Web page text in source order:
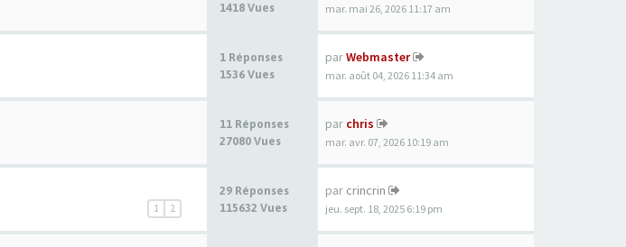
1418 Vues
mar. mai 26, 2026 11:17 am
1 Réponses
1536 Vues
parWebmaster
mar. août 04, 2026 11:34 am
11 Réponses
27080 Vues
par chris
mar. avr. 07, 2026 10:19 am
1 2
29 Réponses
115632 Vues
par crincrin
jeu. sept. 18, 2025 6:19 pm